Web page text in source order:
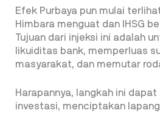
Efek Purbaya pun mulai
Himbara menguat dan IHSG
Tujuan dari injeksi ini adalah
likuiditas bank, memperluas
masyarakat, dan memutar
Harapannya, langkah ini
investasi, menciptakan